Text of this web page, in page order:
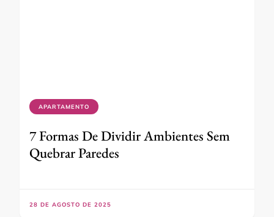
APARTAMENTO
7 Formas De Dividir Ambientes Sem
Quebrar Paredes
28 DE AGOSTO DE 2025